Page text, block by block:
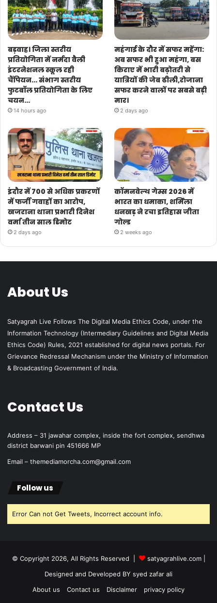
बड़वाह। जिला स्तरीय
प्रतियोगिता में नर्मदा वैली
इंटरनेशनल स्कूल रही
चैंपियन… संभाग स्तरीय
फुटबॉल प्रतियोगिता के लिए
चयन…
14 hours ago
महंगाई के दौर में सफर महेंगा:
अब सफर भी हुआ महंगा, बस
किराए में भारी बढ़ोतरी से
यात्रियों की जेब ढीली,रोजाना
सफर करने वालों पर सबसे बड़ी
मार।
2 days ago
इंदौर में 700 से अधिक प्रकरणों
में फर्जी गवाहों का आरोप,
खजराना थाना प्रभारी दिनेश
वर्मा तीन साल डिमोट
2 days ago
कॉमनवेल्थ गेम्स 2026 में
भारत का धमाका, शर्मिला
धनखड़ ने रचा इतिहास जीता
गोल्ड
2 weeks ago
About Us
Satyagrah Live Follows The Digital Media Ethics Code, under the
Information Technology (Intermediary Guidelines and Digital Media
Ethics Code) Rules, 2021 established for digital news portals. For
Grievance Redressal Mechanism under the Ministry of Information
& Broadcasting Government of India.
Contact Us
Address – 31 jawahar complex, inside the fort complex, sendhwa
district barwani pin 451666 MP
Email – themediamorcha.com@gmail.com
Follow us
Error Can not Get Tweets, Incorrect account info.
© Copyright 2026, All Rights Reserved | satyagrahlive.com|
Designed and Developed BY syed zafar ali
About us
Contact us Disclaimer privacy policy